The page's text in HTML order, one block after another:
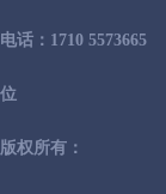
电话：1710 5573665
位
版权所有：